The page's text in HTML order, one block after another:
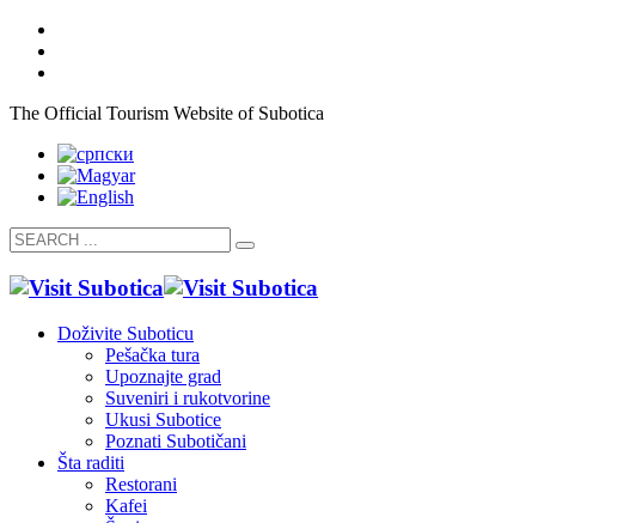
The Official Tourism Website of Subotica
Doživite Suboticu
Pešačka tura
Upoznajte grad
Suveniri i rukotvorine
Ukusi Subotice
Poznati Subotičani
Šta raditi
Restorani
Kafei